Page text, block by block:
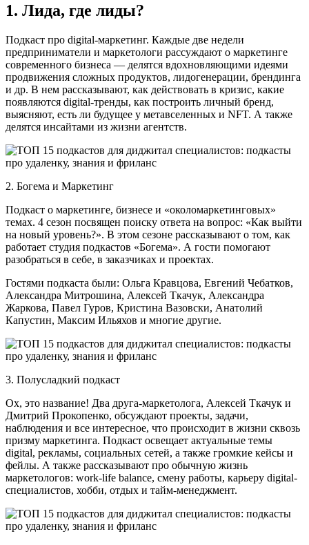
1. Лида, где лиды?
Подкаст про digital-маркетинг. Каждые две недели
предприниматели и маркетологи рассуждают о маркетинге
современного бизнеса — делятся вдохновляющими идеями
продвижения сложных продуктов, лидогенерации, брендинга
и др. В нем рассказывают, как действовать в кризис, какие
появляются digital-тренды, как построить личный бренд,
выясняют, есть ли будущее у метавселенных и NFT. А также
делятся инсайтами из жизни агентств.
2. Богема и Маркетинг
Подкаст о маркетинге, бизнесе и «околомаркетинговых»
темах. 4 сезон посвящен поиску ответа на вопрос: «Как выйти
на новый уровень?». В этом сезоне рассказывают о том, как
работает студия подкастов «Богема». А гости помогают
разобраться в себе, в заказчиках и проектах.
Гостями подкаста были: Ольга Кравцова, Евгений Чебатков,
Александра Митрошина, Алексей Ткачук, Александра
Жаркова, Павел Гуров, Кристина Вазовски, Анатолий
Капустин, Максим Ильяхов и многие другие.
3. Полусладкий подкаст
Ох, это название! Два друга-маркетолога, Алексей Ткачук и
Дмитрий Прокопенко, обсуждают проекты, задачи,
наблюдения и все интересное, что происходит в жизни сквозь
призму маркетинга. Подкаст освещает актуальные темы
digital, рекламы, социальных сетей, а также громкие кейсы и
фейлы. А также рассказывают про обычную жизнь
маркетологов: work-life balance, смену работы, карьеру digital-
специалистов, хобби, отдых и тайм-менеджмент.